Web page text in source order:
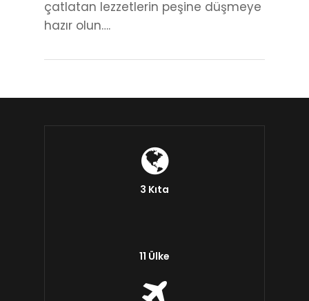
çatlatan lezzetlerin peşine düşmeye
hazır olun….
3 Kıta
11 Ülke